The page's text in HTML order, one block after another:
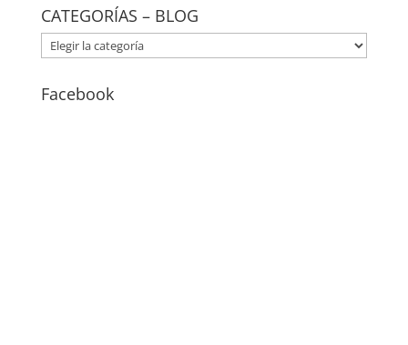
CATEGORÍAS – BLOG
CATEGORÍAS
–
Facebook